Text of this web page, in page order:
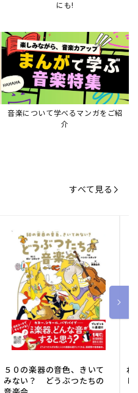
にも!
音楽について学べるマンガをご紹
介
すべて見る
５０の楽器の音色、きいて
みない？ どうぶつたちの
ね